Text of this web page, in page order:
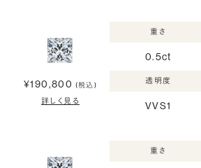
¥190,800 (税込)
詳しく見る
重さ
0.5ct
透明度
VVS1
重さ